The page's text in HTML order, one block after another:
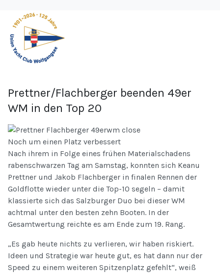
Prettner/Flachberger beenden 49er
WM in den Top 20
Noch um einen Platz verbessert
Nach ihrem in Folge eines frühen Materialschadens
rabenschwarzen Tag am Samstag, konnten sich Keanu
Prettner und Jakob Flachberger in finalen Rennen der
Goldflotte wieder unter die Top-10 segeln – damit
klassierte sich das Salzburger Duo bei dieser WM
achtmal unter den besten zehn Booten. In der
Gesamtwertung reichte es am Ende zum 19. Rang.
„Es gab heute nichts zu verlieren, wir haben riskiert.
Ideen und Strategie war heute gut, es hat dann nur der
Speed zu einem weiteren Spitzenplatz gefehlt“, weiß